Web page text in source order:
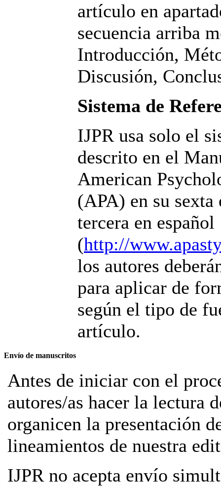
artículo en
secuencia arriba
Introducción,
Discusión,
Sistema de
IJPR usa solo el
descrito en el
American
(APA) en su
tercera en español
(http://
los autores
para aplicar de
según el tipo de
artículo.
Envío de manuscritos
Antes de iniciar con el
autores/as hacer la lectura
organicen la presentación
lineamientos de nuestra
IJPR no acepta envío